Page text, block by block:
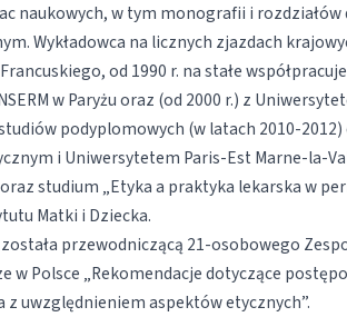
naukowych, w tym monografii i
Wykładowca na licznych zjazdach
od 1990 r. na stałe
w Paryżu oraz (od 2000 r.) z
podyplomowych (w latach 2010-
i Uniwersytetem Paris-Est Marne-la-
oraz studium „Etyka a praktyka lekarska w
Matki i Dziecka.
została przewodniczącą 21-osobowego
w Polsce „Rekomendacje dotyczące
z uwzględnieniem aspektów etycznych”.